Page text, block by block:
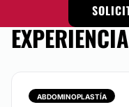
ABDOMINOPLASTÍA